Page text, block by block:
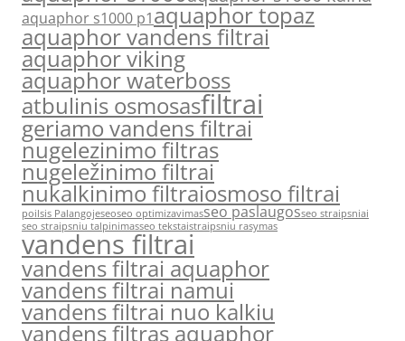
aquaphor s1000 p1aquaphor topaz
aquaphor vandens filtrai
aquaphor viking
aquaphor waterboss
atbulinis osmosasfiltrai
geriamo vandens filtrai
nugelezinimo filtras
nugeležinimo filtrai
nukalkinimo filtraiosmoso filtrai
poilsis Palangojeseoseo optimizavimasseo paslaugosseo straipsniai
seo straipsniu talpinimasseo tekstaistraipsniu rasymas
vandens filtrai
vandens filtrai aquaphor
vandens filtrai namui
vandens filtrai nuo kalkiu
vandens filtras aquaphor